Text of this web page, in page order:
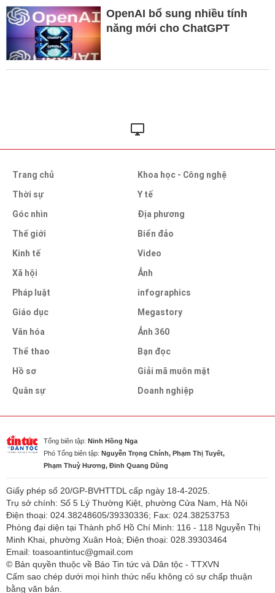
OpenAI bổ sung nhiều tính
năng mới cho ChatGPT
Trang chủ
Thời sự
Góc nhìn
Thế giới
Kinh tế
Xã hội
Pháp luật
Giáo dục
Văn hóa
Thể thao
Hồ sơ
Quân sự
Khoa học - Công nghệ
Y tế
Địa phương
Biển đảo
Video
Ảnh
infographics
Megastory
Ảnh 360
Bạn đọc
Giải mã muôn mặt
Doanh nghiệp
Tổng biên tập: Ninh Hồng Nga
Phó Tổng biên tập: Nguyễn Trọng Chính, Phạm Thị Tuyết,
Phạm Thuỳ Hương, Đinh Quang Dũng
Giấy phép số 20/GP-BVHTTDL cấp ngày 18-4-2025.
Trụ sở chính: Số 5 Lý Thường Kiệt, phường Cửa Nam, Hà Nội
Điện thoại: 024.38248605/39330336; Fax: 024.38253753
Phòng đại diện tại Thành phố Hồ Chí Minh: 116 - 118 Nguyễn Thị
Minh Khai, phường Xuân Hoà; Điện thoại: 028.39303464
Email: toasoantintuc@gmail.com
© Bản quyền thuộc về Báo Tin tức và Dân tộc - TTXVN
Cấm sao chép dưới mọi hình thức nếu không có sự chấp thuận
bằng văn bản.